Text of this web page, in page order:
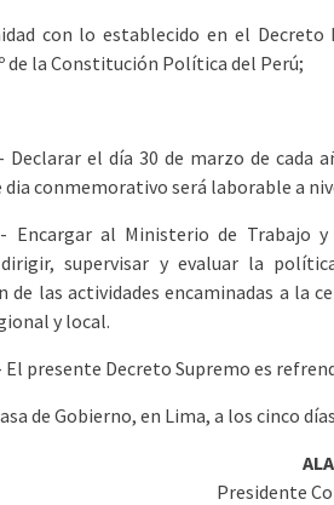
con lo establecido en el
de la Constitución Política del Perú;
Declarar el día 30 de marzo de cada
dia conmemorativo será laborable a
Encargar al Ministerio de Trabajo
supervisar y evaluar la
de las actividades encaminadas a la
y local.
El presente Decreto Supremo es
de Gobierno, en Lima, a los cinco
Presidente